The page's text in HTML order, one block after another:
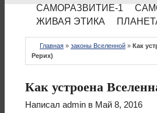
САМОРАЗВИТИЕ-1
ЖИВАЯ ЭТИКА
Главная » законы Вселенной » Как
Рерих)
Как устроена
Написал admin в Май 8, 2016